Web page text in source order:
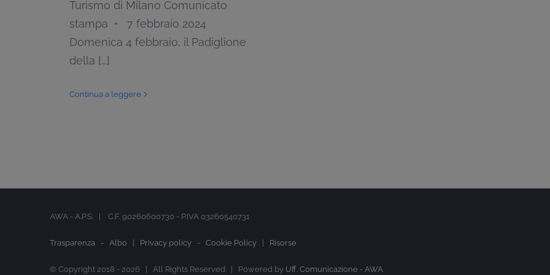
Turismo di Milano Comunicato
stampa • 7 febbraio 2024
Domenica 4 febbraio, il Padiglione
della [...]
Continua a leggere
AWA - A.P.S. | C.F. 90260600730 - P.IVA 03260540731
Trasparenza - Albo Privacy policy -Cookie Policy Risorse
© Copyright 2018 - 2026 | All Rights Reserved | Powered by Uff. Comunicazione - AWA